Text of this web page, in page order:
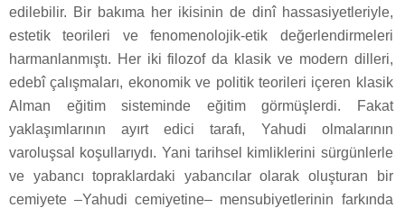
edilebilir. Bir bakıma her ikisinin de dinî hassasiyetleriyle,
estetik teorileri ve fenomenolojik-etik değerlendirmeleri
harmanlanmıştı. Her iki filozof da klasik ve modern dilleri,
edebî çalışmaları, ekonomik ve politik teorileri içeren klasik
Alman eğitim sisteminde eğitim görmüşlerdi. Fakat
yaklaşımlarının ayırt edici tarafı, Yahudi olmalarının
varoluşsal koşullarıydı. Yani tarihsel kimliklerini sürgünlerle
ve yabancı topraklardaki yabancılar olarak oluşturan bir
cemiyete –Yahudi cemiyetine– mensubiyetlerinin farkında